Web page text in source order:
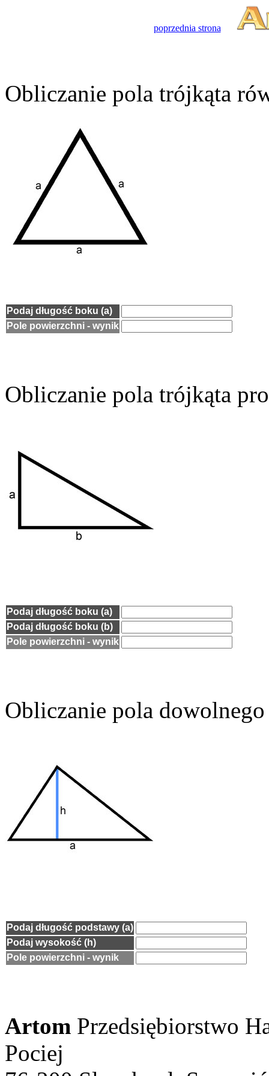
poprzednia strona
Obliczanie pola trójkąta
Podaj długość boku (a)
Pole powierzchni - wynik
Obliczanie pola trójkąta
Podaj długość boku (a)
Podaj długość boku (b)
Pole powierzchni - wynik
Obliczanie pola
Podaj długość podstawy (a)
Podaj wysokość (h)
Pole powierzchni - wynik
Artom Przedsiębiorstwo
Pociej